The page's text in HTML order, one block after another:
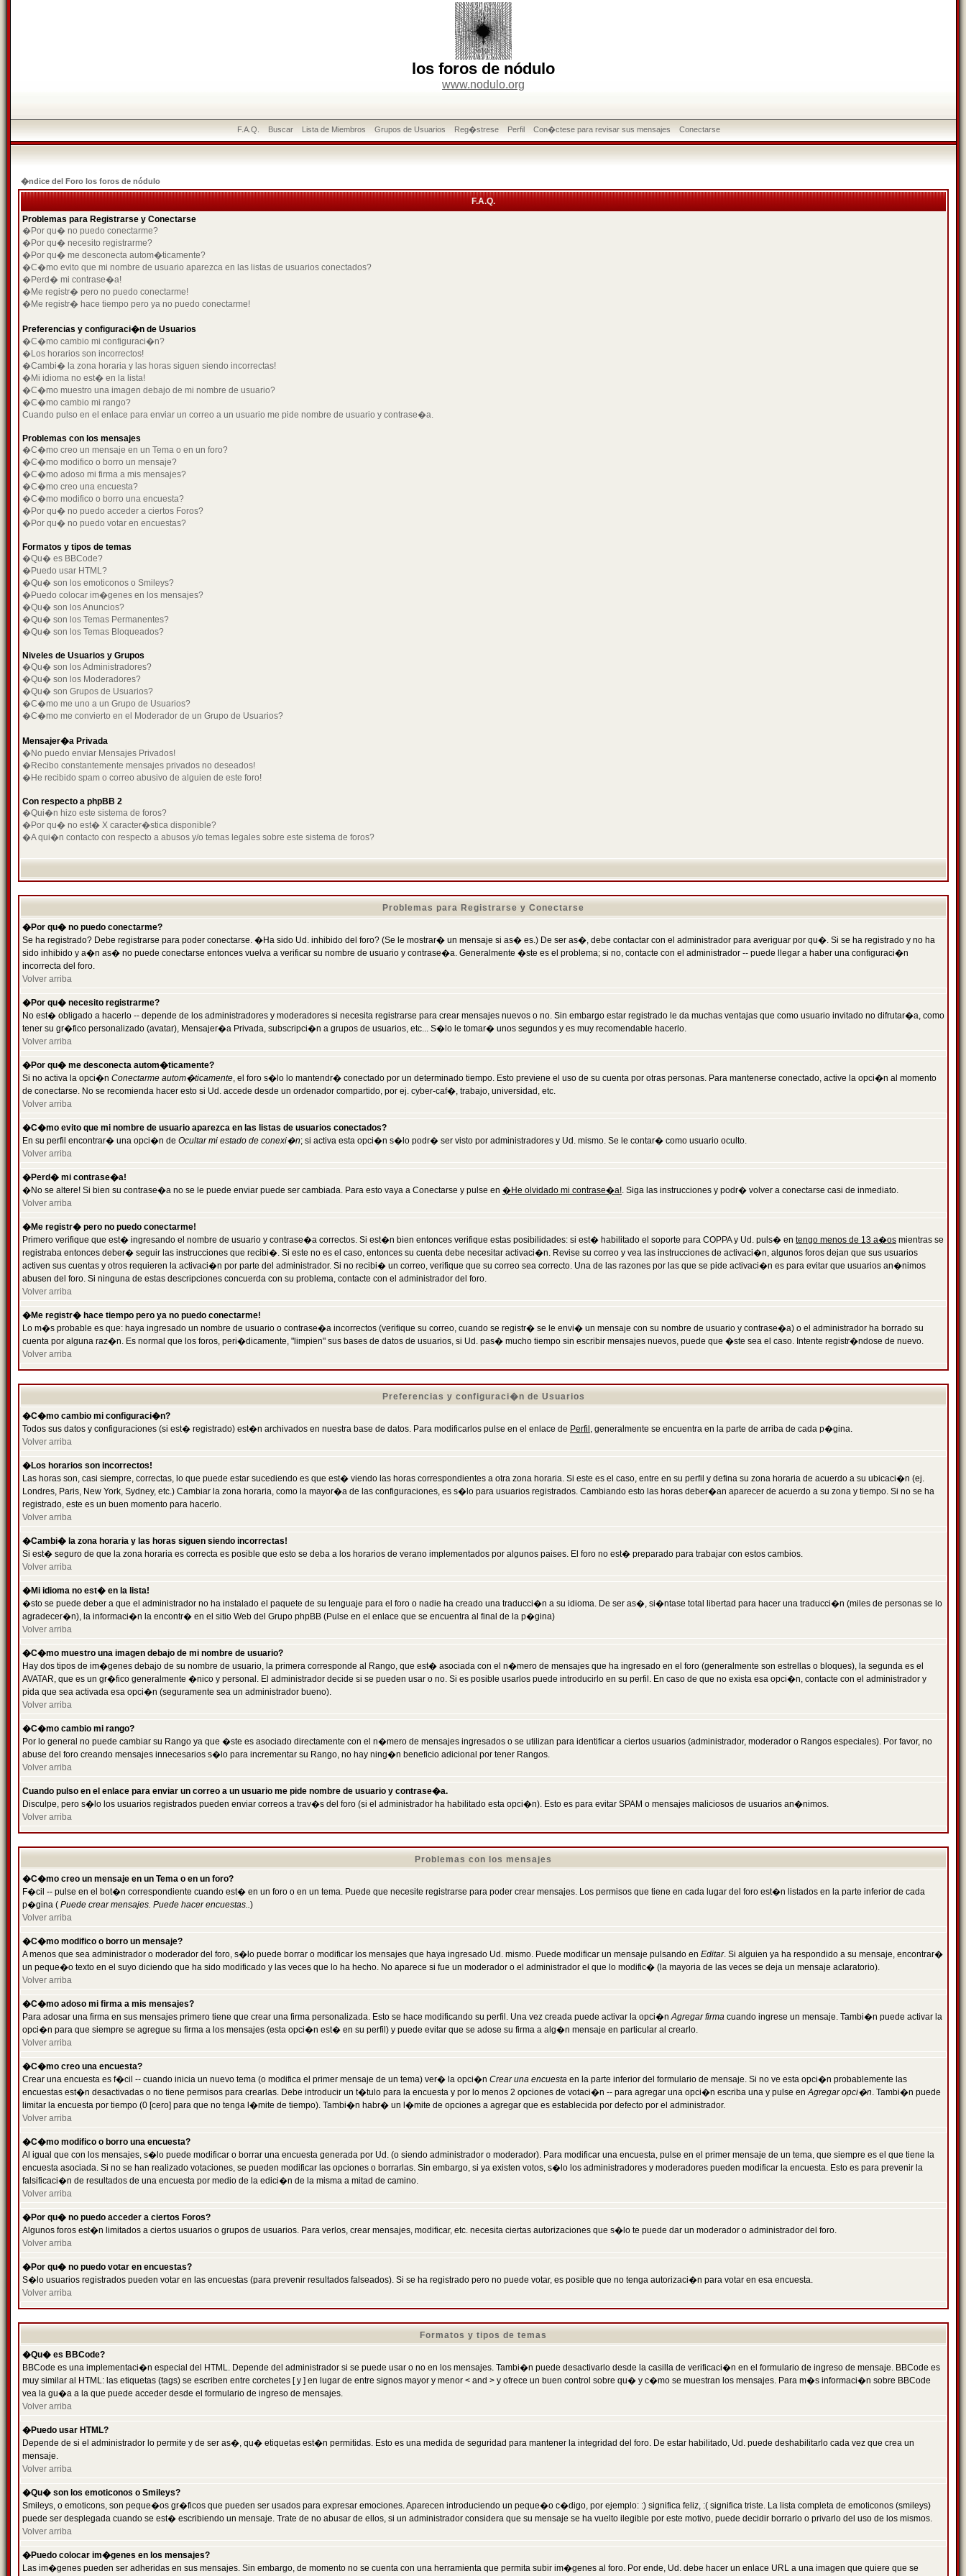
los foros de nódulo
www.nodulo.org
F.A.Q. Buscar Lista de Miembros Grupos de Usuarios Reg�strese Perfil Con�ctese para revisar sus mensajes Conectarse
�ndice del Foro los foros de nódulo
F.A.Q.
Problemas para Registrarse y Conectarse
�Por qu� no puedo conectarme?
�Por qu� necesito registrarme?
�Por qu� me desconecta autom�ticamente?
�C�mo evito que mi nombre de usuario aparezca en las listas de usuarios conectados?
�Perd� mi contrase�a!
�Me registr� pero no puedo conectarme!
�Me registr� hace tiempo pero ya no puedo conectarme!
Preferencias y configuraci�n de Usuarios
�C�mo cambio mi configuraci�n?
�Los horarios son incorrectos!
�Cambi� la zona horaria y las horas siguen siendo incorrectas!
�Mi idioma no est� en la lista!
�C�mo muestro una imagen debajo de mi nombre de usuario?
�C�mo cambio mi rango?
Cuando pulso en el enlace para enviar un correo a un usuario me pide nombre de usuario y contrase�a.
Problemas con los mensajes
�C�mo creo un mensaje en un Tema o en un foro?
�C�mo modifico o borro un mensaje?
�C�mo adoso mi firma a mis mensajes?
�C�mo creo una encuesta?
�C�mo modifico o borro una encuesta?
�Por qu� no puedo acceder a ciertos Foros?
�Por qu� no puedo votar en encuestas?
Formatos y tipos de temas
�Qu� es BBCode?
�Puedo usar HTML?
�Qu� son los emoticonos o Smileys?
�Puedo colocar im�genes en los mensajes?
�Qu� son los Anuncios?
�Qu� son los Temas Permanentes?
�Qu� son los Temas Bloqueados?
Niveles de Usuarios y Grupos
�Qu� son los Administradores?
�Qu� son los Moderadores?
�Qu� son Grupos de Usuarios?
�C�mo me uno a un Grupo de Usuarios?
�C�mo me convierto en el Moderador de un Grupo de Usuarios?
Mensajer�a Privada
�No puedo enviar Mensajes Privados!
�Recibo constantemente mensajes privados no deseados!
�He recibido spam o correo abusivo de alguien de este foro!
Con respecto a phpBB 2
�Qui�n hizo este sistema de foros?
�Por qu� no est� X caracter�stica disponible?
�A qui�n contacto con respecto a abusos y/o temas legales sobre este sistema de foros?
Problemas para Registrarse y Conectarse
�Por qu� no puedo conectarme?
Se ha registrado? Debe registrarse para poder conectarse. �Ha sido Ud. inhibido del foro? (Se le mostrar� un mensaje si as� es.) De ser as�, debe contactar con el administrador para averiguar por qu�. Si se ha registrado y no ha
sido inhibido y a�n as� no puede conectarse entonces vuelva a verificar su nombre de usuario y contrase�a. Generalmente �ste es el problema; si no, contacte con el administrador -- puede llegar a haber una configuraci�n
incorrecta del foro.
Volver arriba
�Por qu� necesito registrarme?
No est� obligado a hacerlo -- depende de los administradores y moderadores si necesita registrarse para crear mensajes nuevos o no. Sin embargo estar registrado le da muchas ventajas que como usuario invitado no difrutar�a, como
tener su gr�fico personalizado (avatar), Mensajer�a Privada, subscripci�n a grupos de usuarios, etc... S�lo le tomar� unos segundos y es muy recomendable hacerlo.
Volver arriba
�Por qu� me desconecta autom�ticamente?
Si no activa la opci�n Conectarme autom�ticamente, el foro s�lo lo mantendr� conectado por un determinado tiempo. Esto previene el uso de su cuenta por otras personas. Para mantenerse conectado, active la opci�n al momento
de conectarse. No se recomienda hacer esto si Ud. accede desde un ordenador compartido, por ej. cyber-caf�, trabajo, universidad, etc.
Volver arriba
�C�mo evito que mi nombre de usuario aparezca en las listas de usuarios conectados?
En su perfil encontrar� una opci�n de Ocultar mi estado de conexi�n; si activa esta opci�n s�lo podr� ser visto por administradores y Ud. mismo. Se le contar� como usuario oculto.
Volver arriba
�Perd� mi contrase�a!
�No se altere! Si bien su contrase�a no se le puede enviar puede ser cambiada. Para esto vaya a Conectarse y pulse en �He olvidado mi contrase�a!. Siga las instrucciones y podr� volver a conectarse casi de inmediato.
Volver arriba
�Me registr� pero no puedo conectarme!
Primero verifique que est� ingresando el nombre de usuario y contrase�a correctos. Si est�n bien entonces verifique estas posibilidades: si est� habilitado el soporte para COPPA y Ud. puls� en tengo menos de 13 a�os mientras se
registraba entonces deber� seguir las instrucciones que recibi�. Si este no es el caso, entonces su cuenta debe necesitar activaci�n. Revise su correo y vea las instrucciones de activaci�n, algunos foros dejan que sus usuarios
activen sus cuentas y otros requieren la activaci�n por parte del administrador. Si no recibi� un correo, verifique que su correo sea correcto. Una de las razones por las que se pide activaci�n es para evitar que usuarios an�nimos
abusen del foro. Si ninguna de estas descripciones concuerda con su problema, contacte con el administrador del foro.
Volver arriba
�Me registr� hace tiempo pero ya no puedo conectarme!
Lo m�s probable es que: haya ingresado un nombre de usuario o contrase�a incorrectos (verifique su correo, cuando se registr� se le envi� un mensaje con su nombre de usuario y contrase�a) o el administrador ha borrado su
cuenta por alguna raz�n. Es normal que los foros, peri�dicamente, "limpien" sus bases de datos de usuarios, si Ud. pas� mucho tiempo sin escribir mensajes nuevos, puede que �ste sea el caso. Intente registr�ndose de nuevo.
Volver arriba
Preferencias y configuraci�n de Usuarios
�C�mo cambio mi configuraci�n?
Todos sus datos y configuraciones (si est� registrado) est�n archivados en nuestra base de datos. Para modificarlos pulse en el enlace de Perfil , generalmente se encuentra en la parte de arriba de cada p�gina.
Volver arriba
�Los horarios son incorrectos!
Las horas son, casi siempre, correctas, lo que puede estar sucediendo es que est� viendo las horas correspondientes a otra zona horaria. Si este es el caso, entre en su perfil y defina su zona horaria de acuerdo a su ubicaci�n (ej.
Londres, Paris, New York, Sydney, etc.) Cambiar la zona horaria, como la mayor�a de las configuraciones, es s�lo para usuarios registrados. Cambiando esto las horas deber�an aparecer de acuerdo a su zona y tiempo. Si no se ha
registrado, este es un buen momento para hacerlo.
Volver arriba
�Cambi� la zona horaria y las horas siguen siendo incorrectas!
Si est� seguro de que la zona horaria es correcta es posible que esto se deba a los horarios de verano implementados por algunos paises. El foro no est� preparado para trabajar con estos cambios.
Volver arriba
�Mi idioma no est� en la lista!
�sto se puede deber a que el administrador no ha instalado el paquete de su lenguaje para el foro o nadie ha creado una traducci�n a su idioma. De ser as�, si�ntase total libertad para hacer una traducci�n (miles de personas se lo
agradecer�n), la informaci�n la encontr� en el sitio Web del Grupo phpBB (Pulse en el enlace que se encuentra al final de la p�gina)
Volver arriba
�C�mo muestro una imagen debajo de mi nombre de usuario?
Hay dos tipos de im�genes debajo de su nombre de usuario, la primera corresponde al Rango, que est� asociada con el n�mero de mensajes que ha ingresado en el foro (generalmente son estrellas o bloques), la segunda es el
AVATAR, que es un gr�fico generalmente �nico y personal. El administrador decide si se pueden usar o no. Si es posible usarlos puede introducirlo en su perfil. En caso de que no exista esa opci�n, contacte con el administrador y
pida que sea activada esa opci�n (seguramente sea un administrador bueno).
Volver arriba
�C�mo cambio mi rango?
Por lo general no puede cambiar su Rango ya que �ste es asociado directamente con el n�mero de mensajes ingresados o se utilizan para identificar a ciertos usuarios (administrador, moderador o Rangos especiales). Por favor, no
abuse del foro creando mensajes innecesarios s�lo para incrementar su Rango, no hay ning�n beneficio adicional por tener Rangos.
Volver arriba
Cuando pulso en el enlace para enviar un correo a un usuario me pide nombre de usuario y contrase�a.
Disculpe, pero s�lo los usuarios registrados pueden enviar correos a trav�s del foro (si el administrador ha habilitado esta opci�n). Esto es para evitar SPAM o mensajes maliciosos de usuarios an�nimos.
Volver arriba
Problemas con los mensajes
�C�mo creo un mensaje en un Tema o en un foro?
F�cil -- pulse en el bot�n correspondiente cuando est� en un foro o en un tema. Puede que necesite registrarse para poder crear mensajes. Los permisos que tiene en cada lugar del foro est�n listados en la parte inferior de cada
p�gina ( Puede crear mensajes. Puede hacer encuestas..)
Volver arriba
�C�mo modifico o borro un mensaje?
A menos que sea administrador o moderador del foro, s�lo puede borrar o modificar los mensajes que haya ingresado Ud. mismo. Puede modificar un mensaje pulsando en Editar. Si alguien ya ha respondido a su mensaje, encontrar�
un peque�o texto en el suyo diciendo que ha sido modificado y las veces que lo ha hecho. No aparece si fue un moderador o el administrador el que lo modific� (la mayoria de las veces se deja un mensaje aclaratorio).
Volver arriba
�C�mo adoso mi firma a mis mensajes?
Para adosar una firma en sus mensajes primero tiene que crear una firma personalizada. Esto se hace modificando su perfil. Una vez creada puede activar la opci�nAgregar firma cuando ingrese un mensaje. Tambi�n puede activar la
opci�n para que siempre se agregue su firma a los mensajes (esta opci�n est� en su perfil) y puede evitar que se adose su firma a alg�n mensaje en particular al crearlo.
Volver arriba
�C�mo creo una encuesta?
Crear una encuesta es f�cil -- cuando inicia un nuevo tema (o modifica el primer mensaje de un tema) ver� la opci�n Crear una encuesta en la parte inferior del formulario de mensaje. Si no ve esta opci�n probablemente las
encuestas est�n desactivadas o no tiene permisos para crearlas. Debe introducir un t�tulo para la encuesta y por lo menos 2 opciones de votaci�n -- para agregar una opci�n escriba una y pulse enAgregar opci�n. Tambi�n puede
limitar la encuesta por tiempo (0 [cero] para que no tenga l�mite de tiempo). Tambi�n habr� un l�mite de opciones a agregar que es establecida por defecto por el administrador.
Volver arriba
�C�mo modifico o borro una encuesta?
Al igual que con los mensajes, s�lo puede modificar o borrar una encuesta generada por Ud. (o siendo administrador o moderador). Para modificar una encuesta, pulse en el primer mensaje de un tema, que siempre es el que tiene la
encuesta asociada. Si no se han realizado votaciones, se pueden modificar las opciones o borrarlas. Sin embargo, si ya existen votos, s�lo los administradores y moderadores pueden modificar la encuesta. Esto es para prevenir la
falsificaci�n de resultados de una encuesta por medio de la edici�n de la misma a mitad de camino.
Volver arriba
�Por qu� no puedo acceder a ciertos Foros?
Algunos foros est�n limitados a ciertos usuarios o grupos de usuarios. Para verlos, crear mensajes, modificar, etc. necesita ciertas autorizaciones que s�lo te puede dar un moderador o administrador del foro.
Volver arriba
�Por qu� no puedo votar en encuestas?
S�lo usuarios registrados pueden votar en las encuestas (para prevenir resultados falseados). Si se ha registrado pero no puede votar, es posible que no tenga autorizaci�n para votar en esa encuesta.
Volver arriba
Formatos y tipos de temas
�Qu� es BBCode?
BBCode es una implementaci�n especial del HTML. Depende del administrador si se puede usar o no en los mensajes. Tambi�n puede desactivarlo desde la casilla de verificaci�n en el formulario de ingreso de mensaje. BBCode es
muy similar al HTML: las etiquetas (tags) se escriben entre corchetes [ y ] en lugar de entre signos mayor y menor < and > y ofrece un buen control sobre qu� y c�mo se muestran los mensajes. Para m�s informaci�n sobre BBCode
vea la gu�a a la que puede acceder desde el formulario de ingreso de mensajes.
Volver arriba
�Puedo usar HTML?
Depende de si el administrador lo permite y de ser as�, qu� etiquetas est�n permitidas. Esto es una medida de seguridad para mantener la integridad del foro. De estar habilitado, Ud. puede deshabilitarlo cada vez que crea un
mensaje.
Volver arriba
�Qu� son los emoticonos o Smileys?
Smileys, o emoticons, son peque�os gr�ficos que pueden ser usados para expresar emociones. Aparecen introduciendo un peque�o c�digo, por ejemplo: :) significa feliz, :( significa triste. La lista completa de emoticonos (smileys)
puede ser desplegada cuando se est� escribiendo un mensaje. Trate de no abusar de ellos, si un administrador considera que su mensaje se ha vuelto ilegible por este motivo, puede decidir borrarlo o privarlo del uso de los mismos.
Volver arriba
�Puedo colocar im�genes en los mensajes?
Las im�genes pueden ser adheridas en sus mensajes. Sin embargo, de momento no se cuenta con una herramienta que permita subir im�genes al foro. Por ende, Ud. debe hacer un enlace URL a una imagen que quiere que se